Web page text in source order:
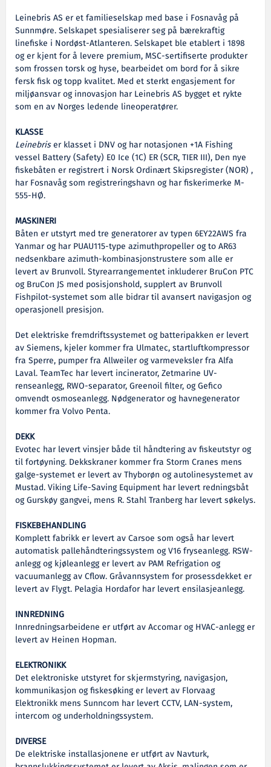
Leinebris AS er et familieselskap med base i Fosnavåg på
Sunnmøre. Selskapet spesialiserer seg på bærekraftig
linefiske i Nordøst-Atlanteren. Selskapet ble etablert i 1898
og er kjent for å levere premium, MSC-sertifiserte produkter
som frossen torsk og hyse, bearbeidet om bord for å sikre
fersk fisk og topp kvalitet. Med et sterkt engasjement for
miljøansvar og innovasjon har Leinebris AS bygget et rykte
som en av Norges ledende lineoperatører.
KLASSE
Leinebriser klasset i DNV og har notasjonen +1A Fishing
vessel Battery (Safety) E0 Ice (1C) ER (SCR, TIER III), Den nye
fiskebåten er registrert i Norsk Ordinært Skipsregister (NOR) ,
har Fosnavåg som registreringshavn og har fiskerimerke M-
555-HØ.
MASKINERI
Båten er utstyrt med tre generatorer av typen 6EY22AWS fra
Yanmar og har PUAU115-type azimuthpropeller og to AR63
nedsenkbare azimuth-kombinasjonstrustere som alle er
levert av Brunvoll. Styrearrangementet inkluderer BruCon PTC
og BruCon JS med posisjonshold, supplert av Brunvoll
Fishpilot-systemet som alle bidrar til avansert navigasjon og
operasjonell presisjon.
Det elektriske fremdriftssystemet og batteripakken er levert
av Siemens, kjeler kommer fra Ulmatec, startluftkompressor
fra Sperre, pumper fra Allweiler og varmeveksler fra Alfa
Laval. TeamTec har levert incinerator, Zetmarine UV-
renseanlegg, RWO-separator, Greenoil filter, og Gefico
omvendt osmoseanlegg. Nødgenerator og havnegenerator
kommer fra Volvo Penta.
DEKK
Evotec har levert vinsjer både til håndtering av fiskeutstyr og
til fortøyning. Dekkskraner kommer fra Storm Cranes mens
galge-systemet er levert av Thyborøn og autolinesystemet av
Mustad. Viking Life-Saving Equipment har levert redningsbåt
og Gurskøy gangvei, mens R. Stahl Tranberg har levert søkelys.
FISKEBEHANDLING
Komplett fabrikk er levert av Carsoe som også har levert
automatisk pallehåndteringssystem og V16 fryseanlegg. RSW-
anlegg og kjøleanlegg er levert av PAM Refrigation og
vacuumanlegg av Cflow. Gråvannsystem for prosessdekket er
levert av Flygt. Pelagia Hordafor har levert ensilasjeanlegg.
INNREDNING
Innredningsarbeidene er utført av Accomar og HVAC-anlegg er
levert av Heinen Hopman.
ELEKTRONIKK
Det elektroniske utstyret for skjermstyring, navigasjon,
kommunikasjon og fiskesøking er levert av Florvaag
Elektronikk mens Sunncom har levert CCTV, LAN-system,
intercom og underholdningssystem.
DIVERSE
De elektriske installasjonene er utført av Navturk,